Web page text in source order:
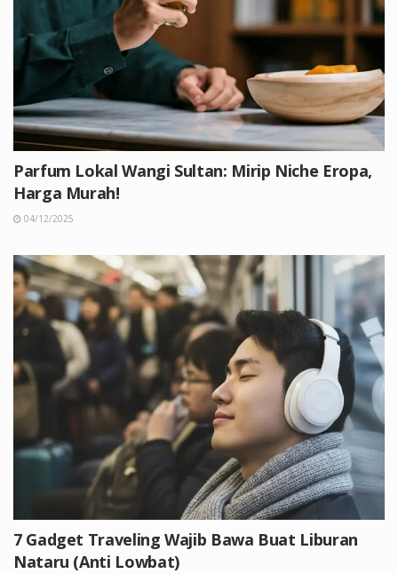
Parfum Lokal Wangi Sultan: Mirip Niche Eropa,
Harga Murah!
04/12/2025
7 Gadget Traveling Wajib Bawa Buat Liburan
Nataru (Anti Lowbat)